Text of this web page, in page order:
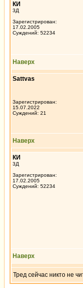
КИ
3Д
Зарегистрирован:
17.02.2005
Суждений: 52234
Наверх
Sattvas
Зарегистрирован:
15.07.2022
Суждений: 21
Наверх
КИ
3Д
Зарегистрирован:
17.02.2005
Суждений: 52234
Наверх
Тред сейчас никто не